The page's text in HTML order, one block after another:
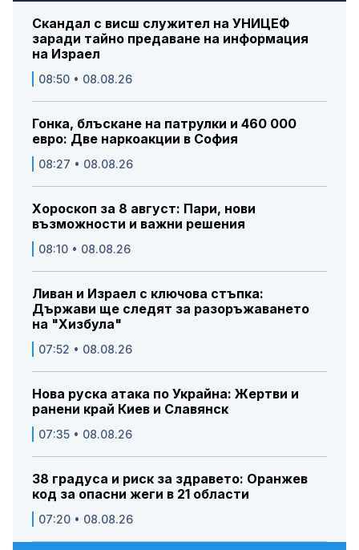
Скандал с висш служител на УНИЦЕФ
заради тайно предаване на информация
на Израел
08:50 • 08.08.26
Гонка, блъскане на патрулки и 460 000
евро: Две наркоакции в София
08:27 • 08.08.26
Хороскоп за 8 август: Пари, нови
възможности и важни решения
08:10 • 08.08.26
Ливан и Израел с ключова стъпка:
Държави ще следят за разоръжаването
на "Хизбула"
07:52 • 08.08.26
Нова руска атака по Украйна: Жертви и
ранени край Киев и Славянск
07:35 • 08.08.26
38 градуса и риск за здравето: Оранжев
код за опасни жеги в 21 области
07:20 • 08.08.26